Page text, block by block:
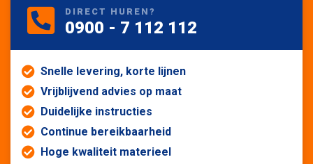
DIRECT HUREN?
0900 - 7 112 112
Snelle levering, korte lijnen
Vrijblijvend advies op maat
Duidelijke instructies
Continue bereikbaarheid
Hoge kwaliteit materieel